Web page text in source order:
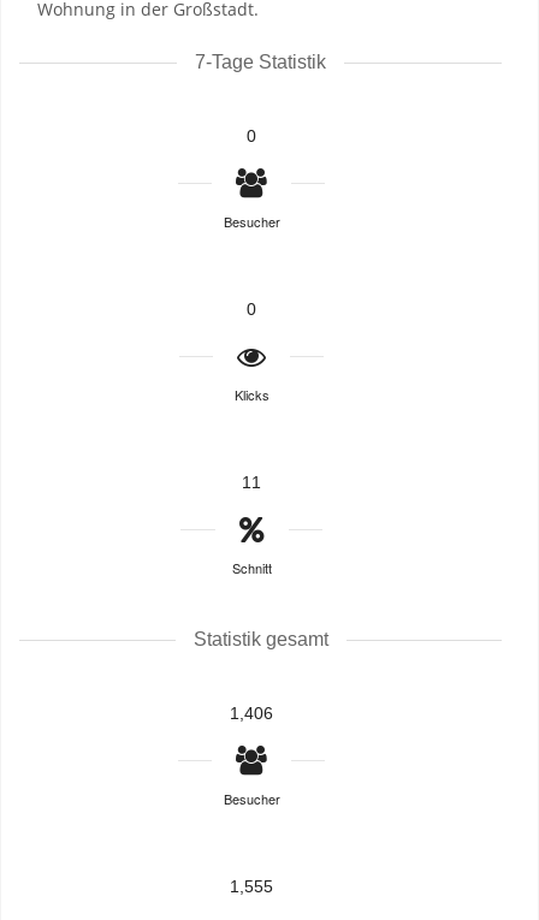
Wohnung in der Großstadt.
7-Tage Statistik
0
Besucher
0
Klicks
11
Schnitt
Statistik gesamt
1,406
Besucher
1,555